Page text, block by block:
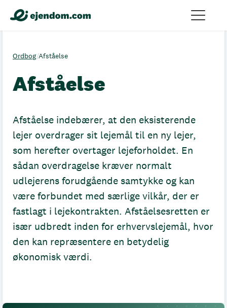
Ordbog/Afståelse
Afståelse
Afståelse indebærer, at den eksisterende
lejer overdrager sit lejemål til en ny lejer,
som herefter overtager lejeforholdet. En
sådan overdragelse kræver normalt
udlejerens forudgående samtykke og kan
være forbundet med særlige vilkår, der er
fastlagt i lejekontrakten. Afståelsesretten er
især udbredt inden for erhvervslejemål, hvor
den kan repræsentere en betydelig
økonomisk værdi.